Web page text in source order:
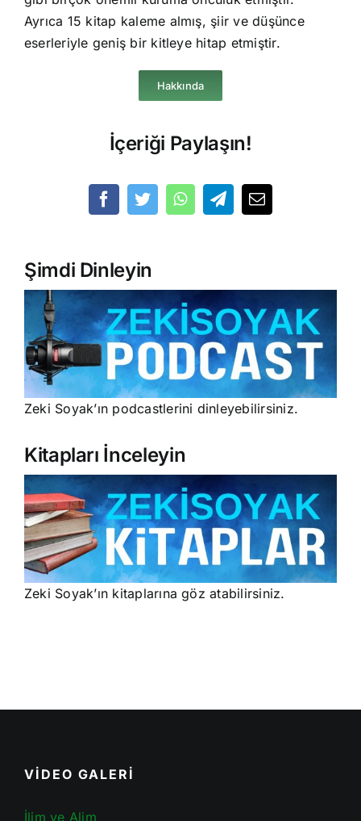
Ayrıca 15 kitap kaleme almış, şiir ve düşünce
eserleriyle geniş bir kitleye hitap etmiştir.
Hakkında
İçeriği Paylaşın!
Şimdi Dinleyin
Zeki Soyak’ın podcastlerini dinleyebilirsiniz.
Kitapları İnceleyin
Zeki Soyak’ın kitaplarına göz atabilirsiniz.
VİDEO GALERİ
İlim ve Alim